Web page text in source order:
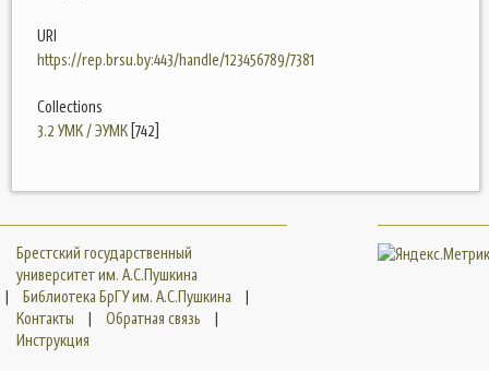
URI
https://rep.brsu.by:443/handle/123456789/7381
Collections
3.2 УМК / ЭУМК [742]
Брестский государственный
университет им. А.С.Пушкина
|
Библиотека БрГУ им. А.С.Пушкина
|
Контакты
| Обратная связь
|
Инструкция